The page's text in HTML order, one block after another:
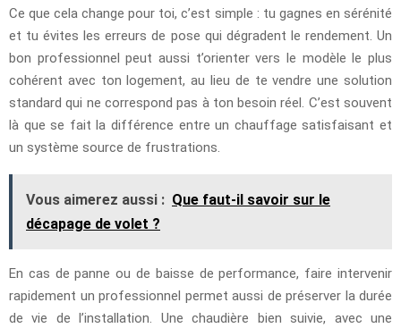
Ce que cela change pour toi, c’est simple : tu gagnes en sérénité
et tu évites les erreurs de pose qui dégradent le rendement. Un
bon professionnel peut aussi t’orienter vers le modèle le plus
cohérent avec ton logement, au lieu de te vendre une solution
standard qui ne correspond pas à ton besoin réel. C’est souvent
là que se fait la différence entre un chauffage satisfaisant et
un système source de frustrations.
Vous aimerez aussi : Que faut-il savoir sur le
décapage de volet ?
En cas de panne ou de baisse de performance, faire intervenir
rapidement un professionnel permet aussi de préserver la durée
de vie de l’installation. Une chaudière bien suivie, avec une